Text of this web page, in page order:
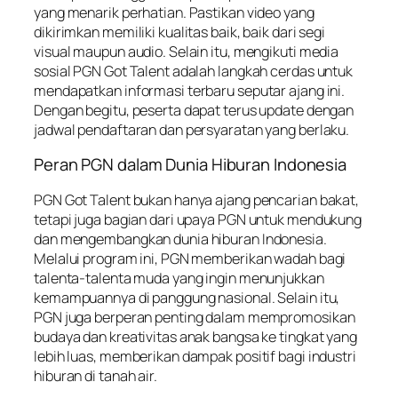
yang menarik perhatian. Pastikan video yang
dikirimkan memiliki kualitas baik, baik dari segi
visual maupun audio. Selain itu, mengikuti media
sosial PGN Got Talent adalah langkah cerdas untuk
mendapatkan informasi terbaru seputar ajang ini.
Dengan begitu, peserta dapat terus update dengan
jadwal pendaftaran dan persyaratan yang berlaku.
Peran PGN dalam Dunia Hiburan Indonesia
PGN Got Talent bukan hanya ajang pencarian bakat,
tetapi juga bagian dari upaya PGN untuk mendukung
dan mengembangkan dunia hiburan Indonesia.
Melalui program ini, PGN memberikan wadah bagi
talenta-talenta muda yang ingin menunjukkan
kemampuannya di panggung nasional. Selain itu,
PGN juga berperan penting dalam mempromosikan
budaya dan kreativitas anak bangsa ke tingkat yang
lebih luas, memberikan dampak positif bagi industri
hiburan di tanah air.